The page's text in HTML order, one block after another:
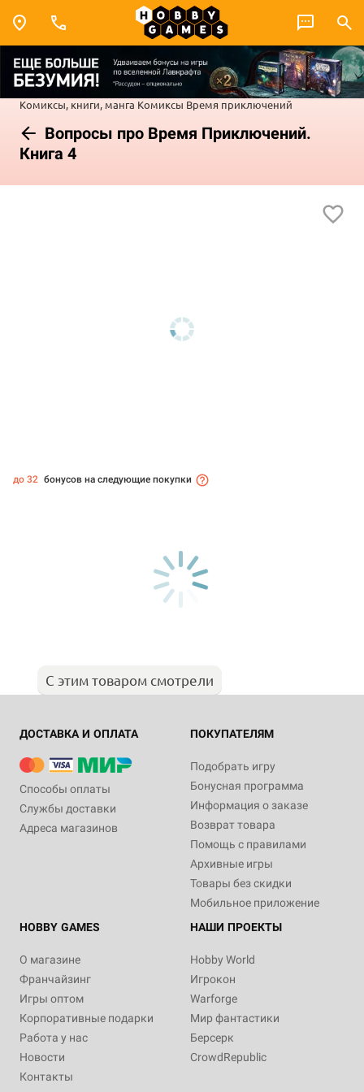
Комиксы, книги, манга Комиксы Время приключений
Вопросы про Время Приключений.
Книга 4
до 32 бонусов на следующие покупки
С этим товаром смотрели
ДОСТАВКА И ОПЛАТА
Способы оплаты
Службы доставки
Адреса магазинов
ПОКУПАТЕЛЯМ
Подобрать игру
Бонусная программа
Информация о заказе
Возврат товара
Помощь с правилами
Архивные игры
Товары без скидки
Мобильное приложение
HOBBY GAMES
О магазине
Франчайзинг
Игры оптом
Корпоративные подарки
Работа у нас
Новости
Контакты
НАШИ ПРОЕКТЫ
Hobby World
Игрокон
Warforge
Мир фантастики
Берсерк
CrowdRepublic